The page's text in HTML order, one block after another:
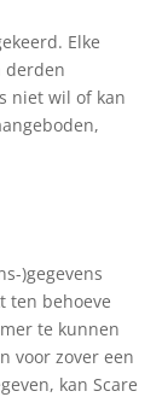
Elke
derden
niet wil of kan
)gegevens
ten behoeve
te kunnen
voor zover een
kan Scare